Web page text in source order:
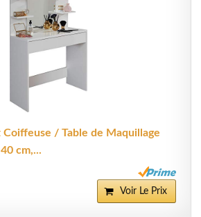
Coiffeuse / Table de Maquillage
cm,...
Voir Le Prix